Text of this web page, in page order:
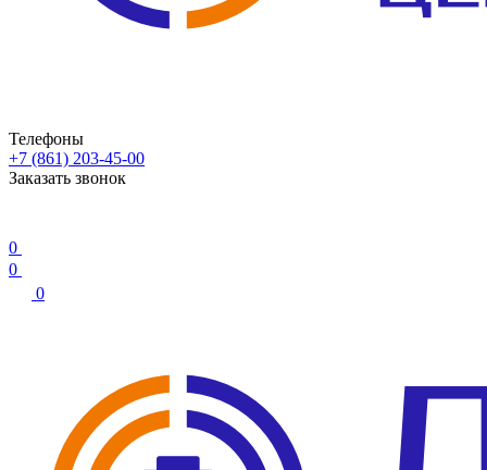
Телефоны
+7 (861) 203-45-00
Заказать звонок
0
0
0